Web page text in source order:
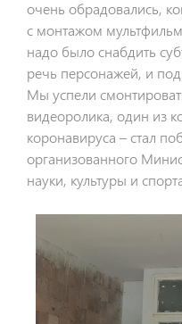
очень обрадовались,
с монтажом
надо было снабдить
речь персонажей, и
Мы успели
видеоролика, один из
коронавируса – стал
организованного
науки, культуры и